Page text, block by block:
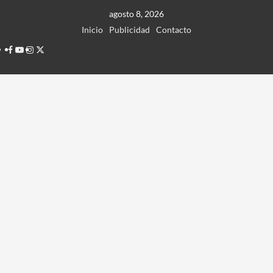
agosto 8, 2026
Inicio
Publicidad
Contacto
Facebook
Youtube
Instagram
Twitter